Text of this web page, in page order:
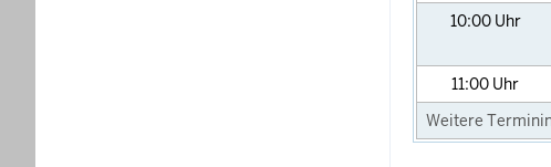
10:00 Uhr
11:00 Uhr
Weitere